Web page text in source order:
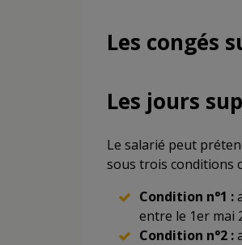
Les congés
Les jours
Le salarié peut
sous trois conditions
Condition n°1 :
entre le 1er mai
Condition n°2 :